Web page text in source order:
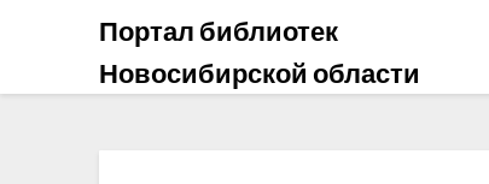
Портал библиотек
Новосибирской области